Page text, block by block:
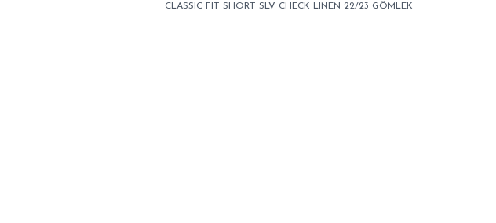
CLASSIC FIT SHORT SLV CHECK LINEN 22/23 GÖMLEK